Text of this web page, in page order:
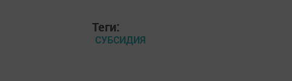
Теги:
СУБСИДИЯ